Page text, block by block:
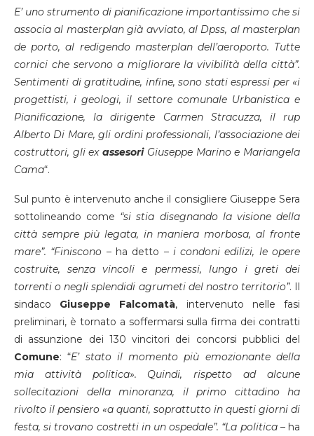
E’ uno strumento di pianificazione importantissimo che si
associa al masterplan già avviato, al Dpss, al masterplan
de porto, al redigendo masterplan dell’aeroporto. Tutte
cornici che servono a migliorare la vivibilità della città”.
Sentimenti di gratitudine, infine, sono stati espressi per «i
progettisti, i geologi, il settore comunale Urbanistica e
Pianificazione, la dirigente Carmen Stracuzza, il rup
Alberto Di Mare, gli ordini professionali, l’associazione dei
costruttori, gli exassesoriGiuseppe Marino e Mariangela
Cama“.
Sul punto è intervenuto anche il consigliere Giuseppe Sera
sottolineando come “si stia disegnando la visione della
città sempre più legata, in maniera morbosa, al fronte
mare”. “Finiscono – ha detto – i condoni edilizi, le opere
costruite, senza vincoli e permessi, lungo i greti dei
torrenti o negli splendidi agrumeti del nostro territorio”. Il
sindaco Giuseppe Falcomatà, intervenuto nelle fasi
preliminari, è tornato a soffermarsi sulla firma dei contratti
di assunzione dei 130 vincitori dei concorsi pubblici del
Comune: “E’ stato il momento più emozionante della
mia attività politica». Quindi, rispetto ad alcune
sollecitazioni della minoranza, il primo cittadino ha
rivolto il pensiero «a quanti, soprattutto in questi giorni di
festa, si trovano costretti in un ospedale”. “La politica – ha